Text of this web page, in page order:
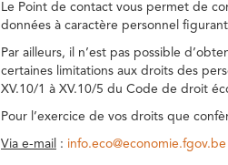
Le Point de contact vous permet de
données à caractère personnel
Par ailleurs, il n’est pas possible
certaines limitations aux droits des
XV.10/1 à XV.10/5 du Code de droit
Pour l’exercice de vos droits que
Via e-mail : info.eco@economie.fgov.be